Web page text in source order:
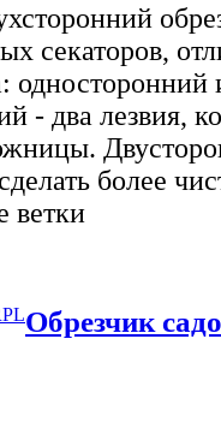
секаторов,
- два лезвия,
более
ветки
Обрезчик